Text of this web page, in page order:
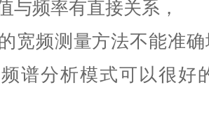
与频率有直接关系，
宽频测量方法不能准
谱分析模式可以很好